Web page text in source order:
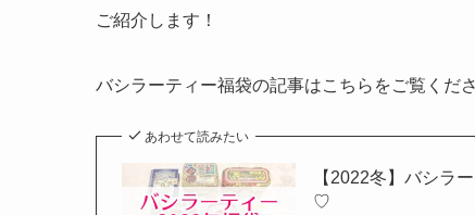
ご紹介します！
バシラーティー福袋の記事はこちらをご覧くださ
あわせて読みたい
【2022冬】バシラ
♡